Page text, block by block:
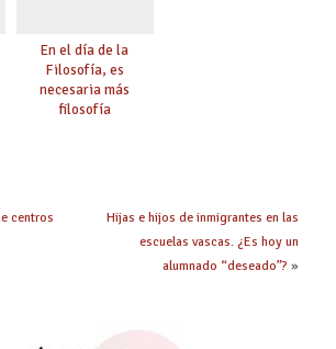
En el día de la
Filosofía, es
necesaria más
filosofía
centros
Hijas e hijos de inmigrantes en las
escuelas vascas. ¿Es hoy un
alumnado “deseado”? »